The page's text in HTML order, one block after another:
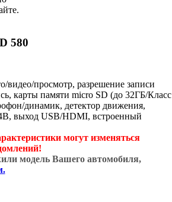
580
просмотр, разрешение записи
карты памяти micro SD (до 32ГБ/Класс
динамик, детектор движения,
выход USB/HDMI, встроенный
могут изменяться
модель Вашего автомобиля,